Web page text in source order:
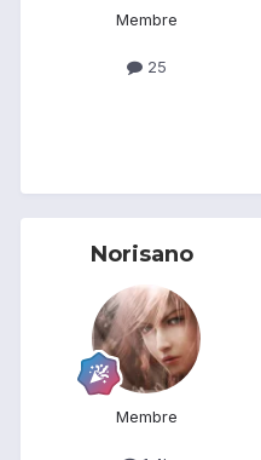
Membre
25
Norisano
Membre